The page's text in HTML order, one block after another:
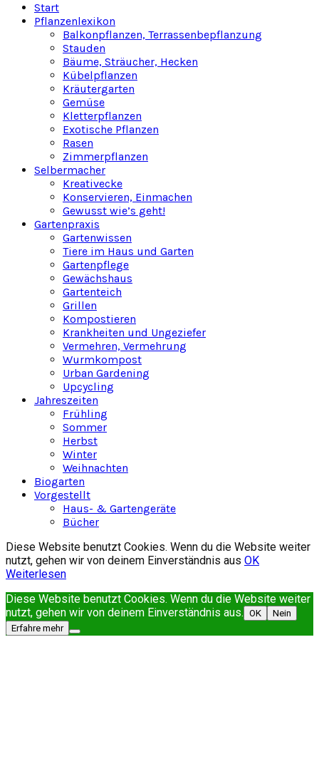
Start
Pflanzenlexikon
Balkonpflanzen, Terrassenbepflanzung
Stauden
Bäume, Sträucher, Hecken
Kübelpflanzen
Kräutergarten
Gemüse
Kletterpflanzen
Exotische Pflanzen
Rasen
Zimmerpflanzen
Selbermacher
Kreativecke
Konservieren, Einmachen
Gewusst wie’s geht!
Gartenpraxis
Gartenwissen
Tiere im Haus und Garten
Gartenpflege
Gewächshaus
Gartenteich
Grillen
Kompostieren
Krankheiten und Ungeziefer
Vermehren, Vermehrung
Wurmkompost
Urban Gardening
Upcycling
Jahreszeiten
Frühling
Sommer
Herbst
Winter
Weihnachten
Biogarten
Vorgestellt
Haus- & Gartengeräte
Bücher
Diese Website benutzt Cookies. Wenn du die Website weiter
nutzt, gehen wir von deinem Einverständnis aus OK
Weiterlesen
Diese Website benutzt Cookies. Wenn du die Website weiter
nutzt, gehen wir von deinem Einverständnis aus. OK
Nein
Erfahre mehr